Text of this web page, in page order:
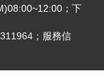
；下
；服務信